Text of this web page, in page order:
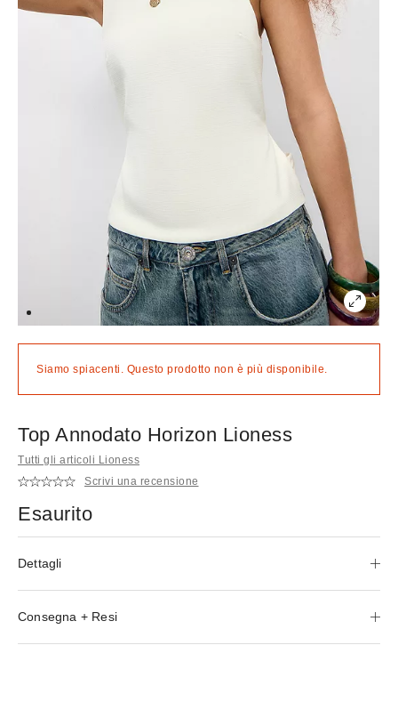
Siamo spiacenti. Questo prodotto non è più disponibile.
Top Annodato Horizon Lioness
Tutti gli articoli Lioness
Scrivi una recensione
Esaurito
Dettagli
Consegna + Resi